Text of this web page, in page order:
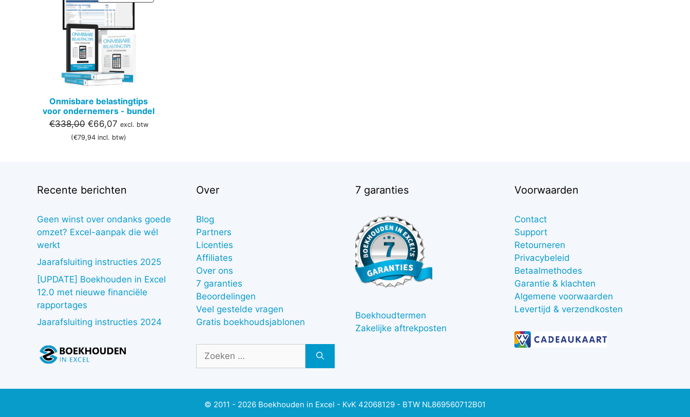
IN
Onmisbare belastingtips
voor ondernemers - bundel
€338,00 Oorspronkelijke
prijs
€66,07Huidige
prijs
excl. btw
(€79,94 incl. btw)
Recente berichten
Geen winst over ondanks goede
omzet? Excel-aanpak die wél
werkt
Jaarafsluiting instructies 2025
[UPDATE] Boekhouden in Excel
12.0 met nieuwe financiële
rapportages
Jaarafsluiting instructies 2024
Over
Blog
Partners
Licenties
Affiliates
Over ons
7 garanties
Beoordelingen
Veel gestelde vragen
Gratis boekhoudsjablonen
naar:
7 garanties
Boekhoudtermen
Zakelijke aftrekposten
Voorwaarden
Contact
Support
Retourneren
Privacybeleid
Betaalmethodes
Garantie & klachten
Algemene voorwaarden
Levertijd & verzendkosten
© 2011 - 2026 Boekhouden in Excel - KvK 42068129 - BTW NL869560712B01